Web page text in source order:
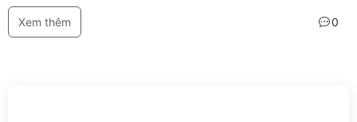
Xem thêm 0